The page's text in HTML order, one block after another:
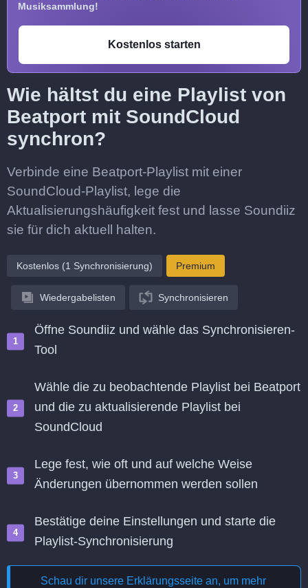
Musiksammlung!
Kostenlos starten
Wie hältst du eine Playlist von
Beatport mit SoundCloud
synchron?
Verbinde eine Beatport-Playlist mit einer
SoundCloud-Playlist, lege die
Aktualisierungshäufigkeit fest und lasse Soundiiz
sie für dich aktuell halten.
Kostenlos (1 Synchronisierung) Premium
Wiedergabelisten Synchronisieren
Öffne Soundiiz und wähle das Synchronisieren-
Tool
Wähle die zu beobachtende Playlist bei Beatport
und die zu aktualisierende Playlist bei
SoundCloud
Lege fest, wie oft und auf welche Weise
Änderungen übernommen werden sollen
Bestätige deine Einstellungen und starte die
Playlist-Synchronisierung
Schau dir unsere Erklärungsseite an, um mehr